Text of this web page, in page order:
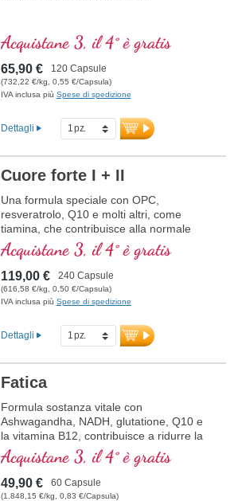
Acquistane 3, il 4° è gratis
65,90 € 120 Capsule
(732,22 €/kg, 0,55 €/Capsula)
IVA inclusa più Spese di spedizione
Dettagli
Cuore forte I + II
Una formula speciale con OPC,
resveratrolo, Q10 e molti altri, come
tiamina, che contribuisce alla normale
funzione cardiaca. (Formula 1 e Formula
2)
Acquistane 3, il 4° è gratis
119,00 € 240 Capsule
(616,58 €/kg, 0,50 €/Capsula)
IVA inclusa più Spese di spedizione
Dettagli
Fatica
Formula sostanza vitale con
Ashwagandha, NADH, glutatione, Q10 e
la vitamina B12, contribuisce a ridurre la
stanchezza e la fatica.
Acquistane 3, il 4° è gratis
49,90 € 60 Capsule
(1.848,15 €/kg, 0,83 €/Capsula)